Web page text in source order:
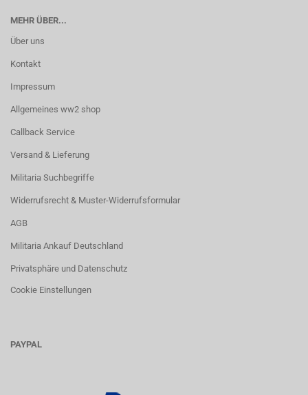
MEHR ÜBER...
Über uns
Kontakt
Impressum
Allgemeines ww2 shop
Callback Service
Versand & Lieferung
Militaria Suchbegriffe
Widerrufsrecht & Muster-Widerrufsformular
AGB
Militaria Ankauf Deutschland
Privatsphäre und Datenschutz
Cookie Einstellungen
PAYPAL